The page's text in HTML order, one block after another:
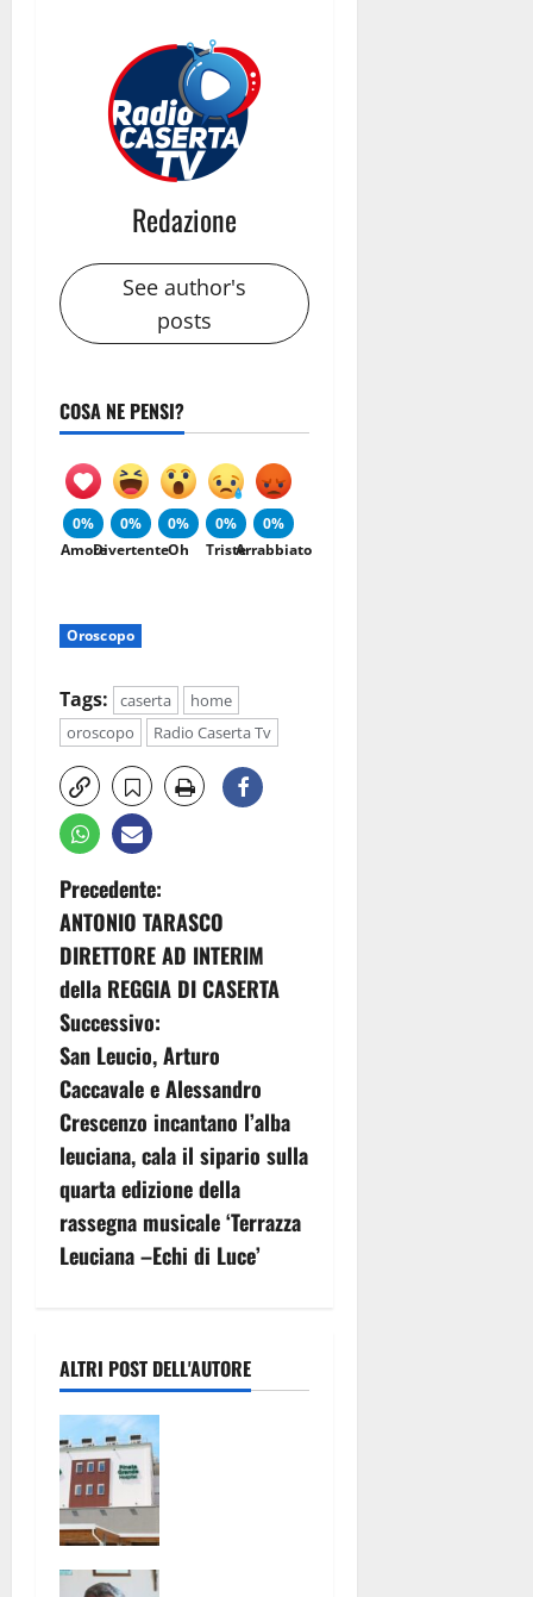
Redazione
See author's
posts
COSA NE PENSI?
0%
Amore
0%
Divertente
0%
Oh
0%
Triste
0%
Arrabbiato
Oroscopo
Tags: caserta
home
oroscopo
Radio Caserta Tv
N
a
v
i
g
a
z
i
e
a
r
t
Precedente:
ANTONIO TARASCO
DIRETTORE AD INTERIM
della REGGIA DI CASERTA
Successivo:
San Leucio, Arturo
Caccavale e Alessandro
Crescenzo incantano l’alba
leuciana, cala il sipario sulla
quarta edizione della
rassegna musicale ‘Terrazza
Leuciana –Echi di Luce’
ALTRI POST DELL'AUTORE